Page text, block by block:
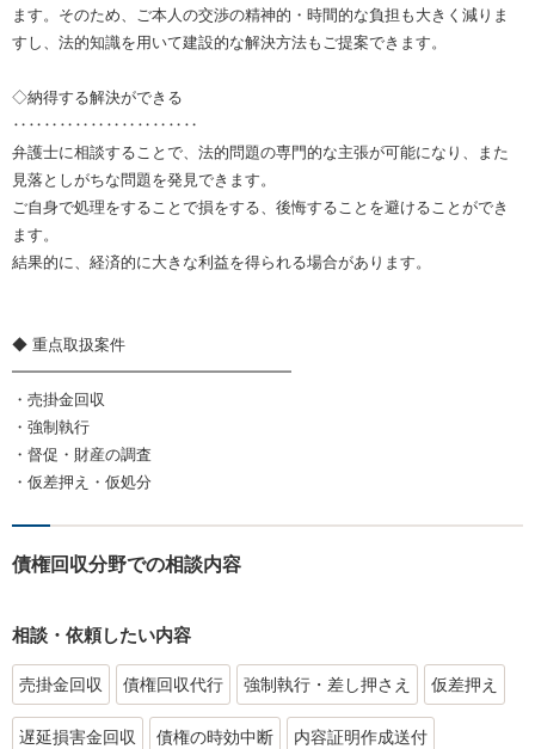
ます。そのため、ご本人の交渉の精神的・時間的な負担も大きく減りま
すし、法的知識を用いて建設的な解決方法もご提案できます。
◇納得する解決ができる
‥‥‥‥‥‥‥‥‥‥‥‥
弁護士に相談することで、法的問題の専門的な主張が可能になり、また
見落としがちな問題を発見できます。
ご自身で処理をすることで損をする、後悔することを避けることができ
ます。
結果的に、経済的に大きな利益を得られる場合があります。
◆ 重点取扱案件
━━━━━━━━━━━━━━━━━━
・売掛金回収
・強制執行
・督促・財産の調査
・仮差押え・仮処分
債権回収分野での相談内容
相談・依頼したい内容
売掛金回収 債権回収代行 強制執行・差し押さえ 仮差押え
遅延損害金回収 債権の時効中断 内容証明作成送付